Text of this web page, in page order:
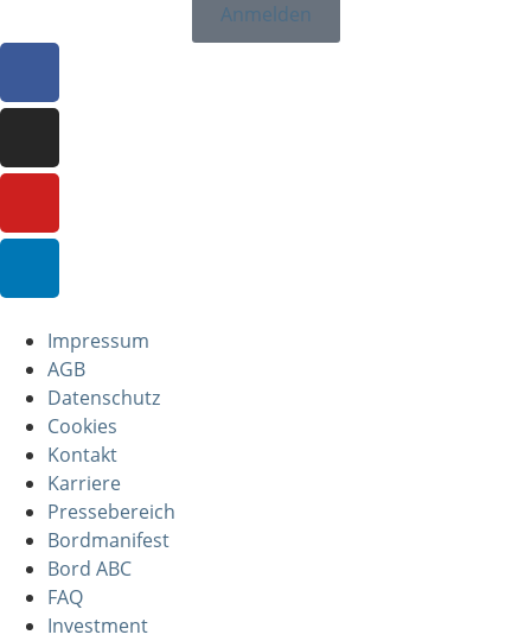
Anmelden
Impressum
AGB
Datenschutz
Cookies
Kontakt
Karriere
Pressebereich
Bordmanifest
Bord ABC
FAQ
Investment